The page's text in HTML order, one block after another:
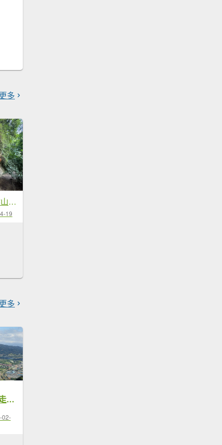
多
2025/06/26 鳶山 鳶山彩壁 鳶尾山
19
多
2026-001：鳶溪縱走六連峰
02-